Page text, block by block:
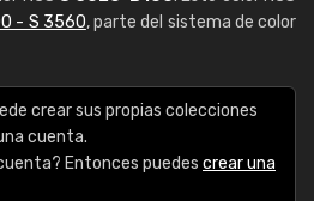
- S 3560, parte del sistema de color
crear sus propias colecciones
cuenta.
Entonces puedes crear una